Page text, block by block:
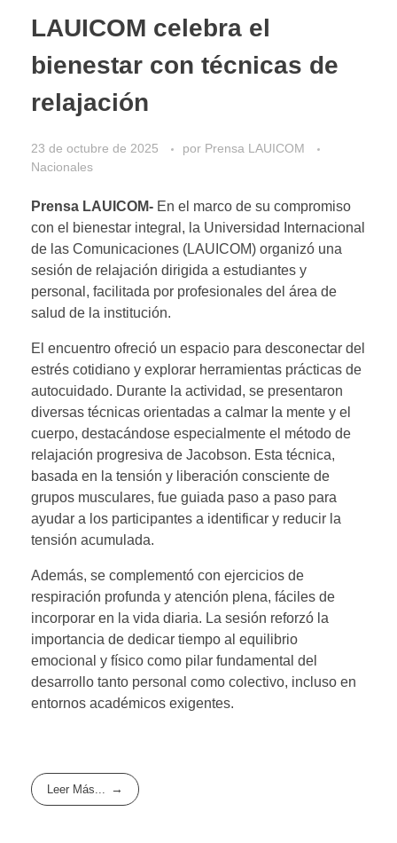
LAUICOM celebra el
bienestar con técnicas de
relajación
23 de octubre de 2025 por Prensa LAUICOM
Nacionales
Prensa LAUICOM- En el marco de su compromiso
con el bienestar integral, la Universidad Internacional
de las Comunicaciones (LAUICOM) organizó una
sesión de relajación dirigida a estudiantes y
personal, facilitada por profesionales del área de
salud de la institución.
El encuentro ofreció un espacio para desconectar del
estrés cotidiano y explorar herramientas prácticas de
autocuidado. Durante la actividad, se presentaron
diversas técnicas orientadas a calmar la mente y el
cuerpo, destacándose especialmente el método de
relajación progresiva de Jacobson. Esta técnica,
basada en la tensión y liberación consciente de
grupos musculares, fue guiada paso a paso para
ayudar a los participantes a identificar y reducir la
tensión acumulada.
Además, se complementó con ejercicios de
respiración profunda y atención plena, fáciles de
incorporar en la vida diaria. La sesión reforzó la
importancia de dedicar tiempo al equilibrio
emocional y físico como pilar fundamental del
desarrollo tanto personal como colectivo, incluso en
entornos académicos exigentes.
Leer Más...